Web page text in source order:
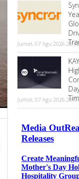
Jumat, 07 Agu 2026 20:55
Jumat, 07 Agu 2026 20:54